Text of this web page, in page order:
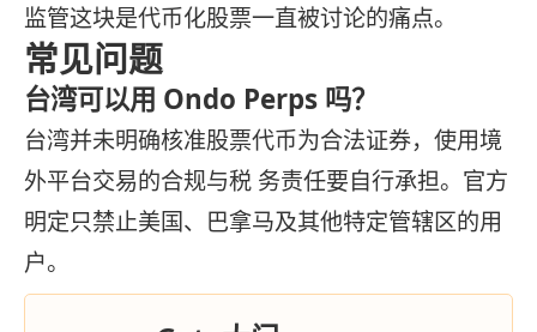
监管这块是代币化股票一直被讨论的痛点。
常见问题
台湾可以用 Ondo Perps 吗？
台湾并未明确核准股票代币为合法证券，使用境
外平台交易的合规与税 务责任要自行承担。官方
明定只禁止美国、巴拿马及其他特定管辖区的用
户。